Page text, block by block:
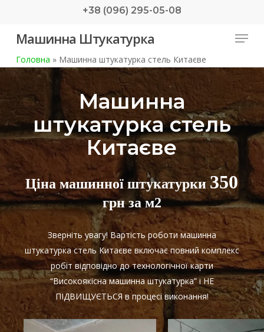
main
+38 (096) 295-05-08
Машинна Штукатурка Menu
Головна »Машинна штукатурка стель Китаєве
Машинна
штукатурка стель
Китаєве
Ціна машинної штукатурки350
грн за м2
Зверніть увагу! Вартість роботи машинна
штукатурка стель Китаєве включає повний комплекс
робіт відповідно до технологічної карти
“Високоякісна машинна штукатурка” і НЕ
ПІДВИЩУЄТЬСЯ в процесі виконання!